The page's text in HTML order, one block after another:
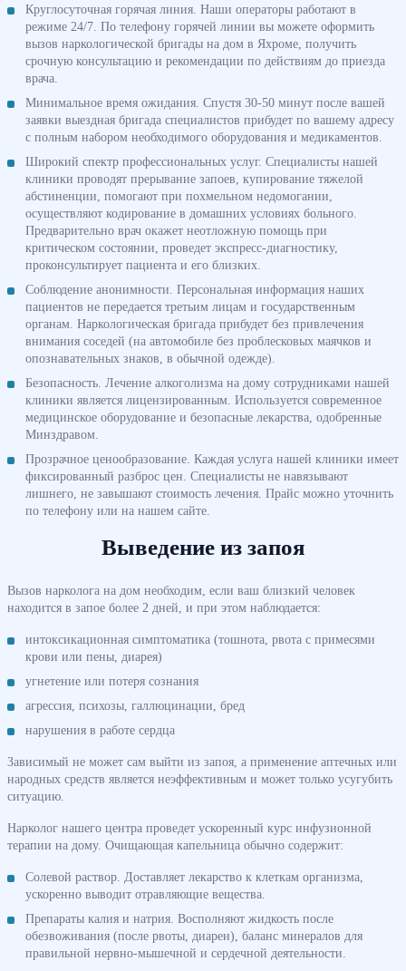
Круглосуточная горячая линия. Наши операторы работают в
режиме 24/7. По телефону горячей линии вы можете оформить
вызов наркологической бригады на дом в Яхроме, получить
срочную консультацию и рекомендации по действиям до приезда
врача.
Минимальное время ожидания. Спустя 30-50 минут после вашей
заявки выездная бригада специалистов прибудет по вашему адресу
с полным набором необходимого оборудования и медикаментов.
Широкий спектр профессиональных услуг. Специалисты нашей
клиники проводят прерывание запоев, купирование тяжелой
абстиненции, помогают при похмельном недомогании,
осуществляют кодирование в домашних условиях больного.
Предварительно врач окажет неотложную помощь при
критическом состоянии, проведет экспресс-диагностику,
проконсультирует пациента и его близких.
Соблюдение анонимности. Персональная информация наших
пациентов не передается третьим лицам и государственным
органам. Наркологическая бригада прибудет без привлечения
внимания соседей (на автомобиле без проблесковых маячков и
опознавательных знаков, в обычной одежде).
Безопасность. Лечение алкоголизма на дому сотрудниками нашей
клиники является лицензированным. Используется современное
медицинское оборудование и безопасные лекарства, одобренные
Минздравом.
Прозрачное ценообразование. Каждая услуга нашей клиники имеет
фиксированный разброс цен. Специалисты не навязывают
лишнего, не завышают стоимость лечения. Прайс можно уточнить
по телефону или на нашем сайте.
Выведение из запоя
Вызов нарколога на дом необходим, если ваш близкий человек
находится в запое более 2 дней, и при этом наблюдается:
интоксикационная симптоматика (тошнота, рвота с примесями
крови или пены, диарея)
угнетение или потеря сознания
агрессия, психозы, галлюцинации, бред
нарушения в работе сердца
Зависимый не может сам выйти из запоя, а применение аптечных или
народных средств является неэффективным и может только усугубить
ситуацию.
Нарколог нашего центра проведет ускоренный курс инфузионной
терапии на дому. Очищающая капельница обычно содержит:
Солевой раствор. Доставляет лекарство к клеткам организма,
ускоренно выводит отравляющие вещества.
Препараты калия и натрия. Восполняют жидкость после
обезвоживания (после рвоты, диареи), баланс минералов для
правильной нервно-мышечной и сердечной деятельности.